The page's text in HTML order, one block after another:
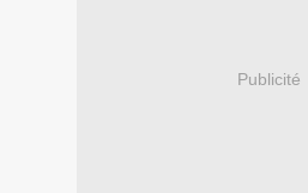
Publicité